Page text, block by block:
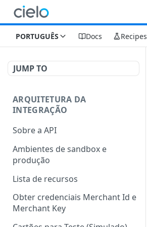
PORTUGUÊS Docs Recipes
JUMP TO
ARQUITETURA DA
INTEGRAÇÃO
Sobre a API
Ambientes de sandbox e
produção
Lista de recursos
Obter credenciais Merchant Id e
Merchant Key